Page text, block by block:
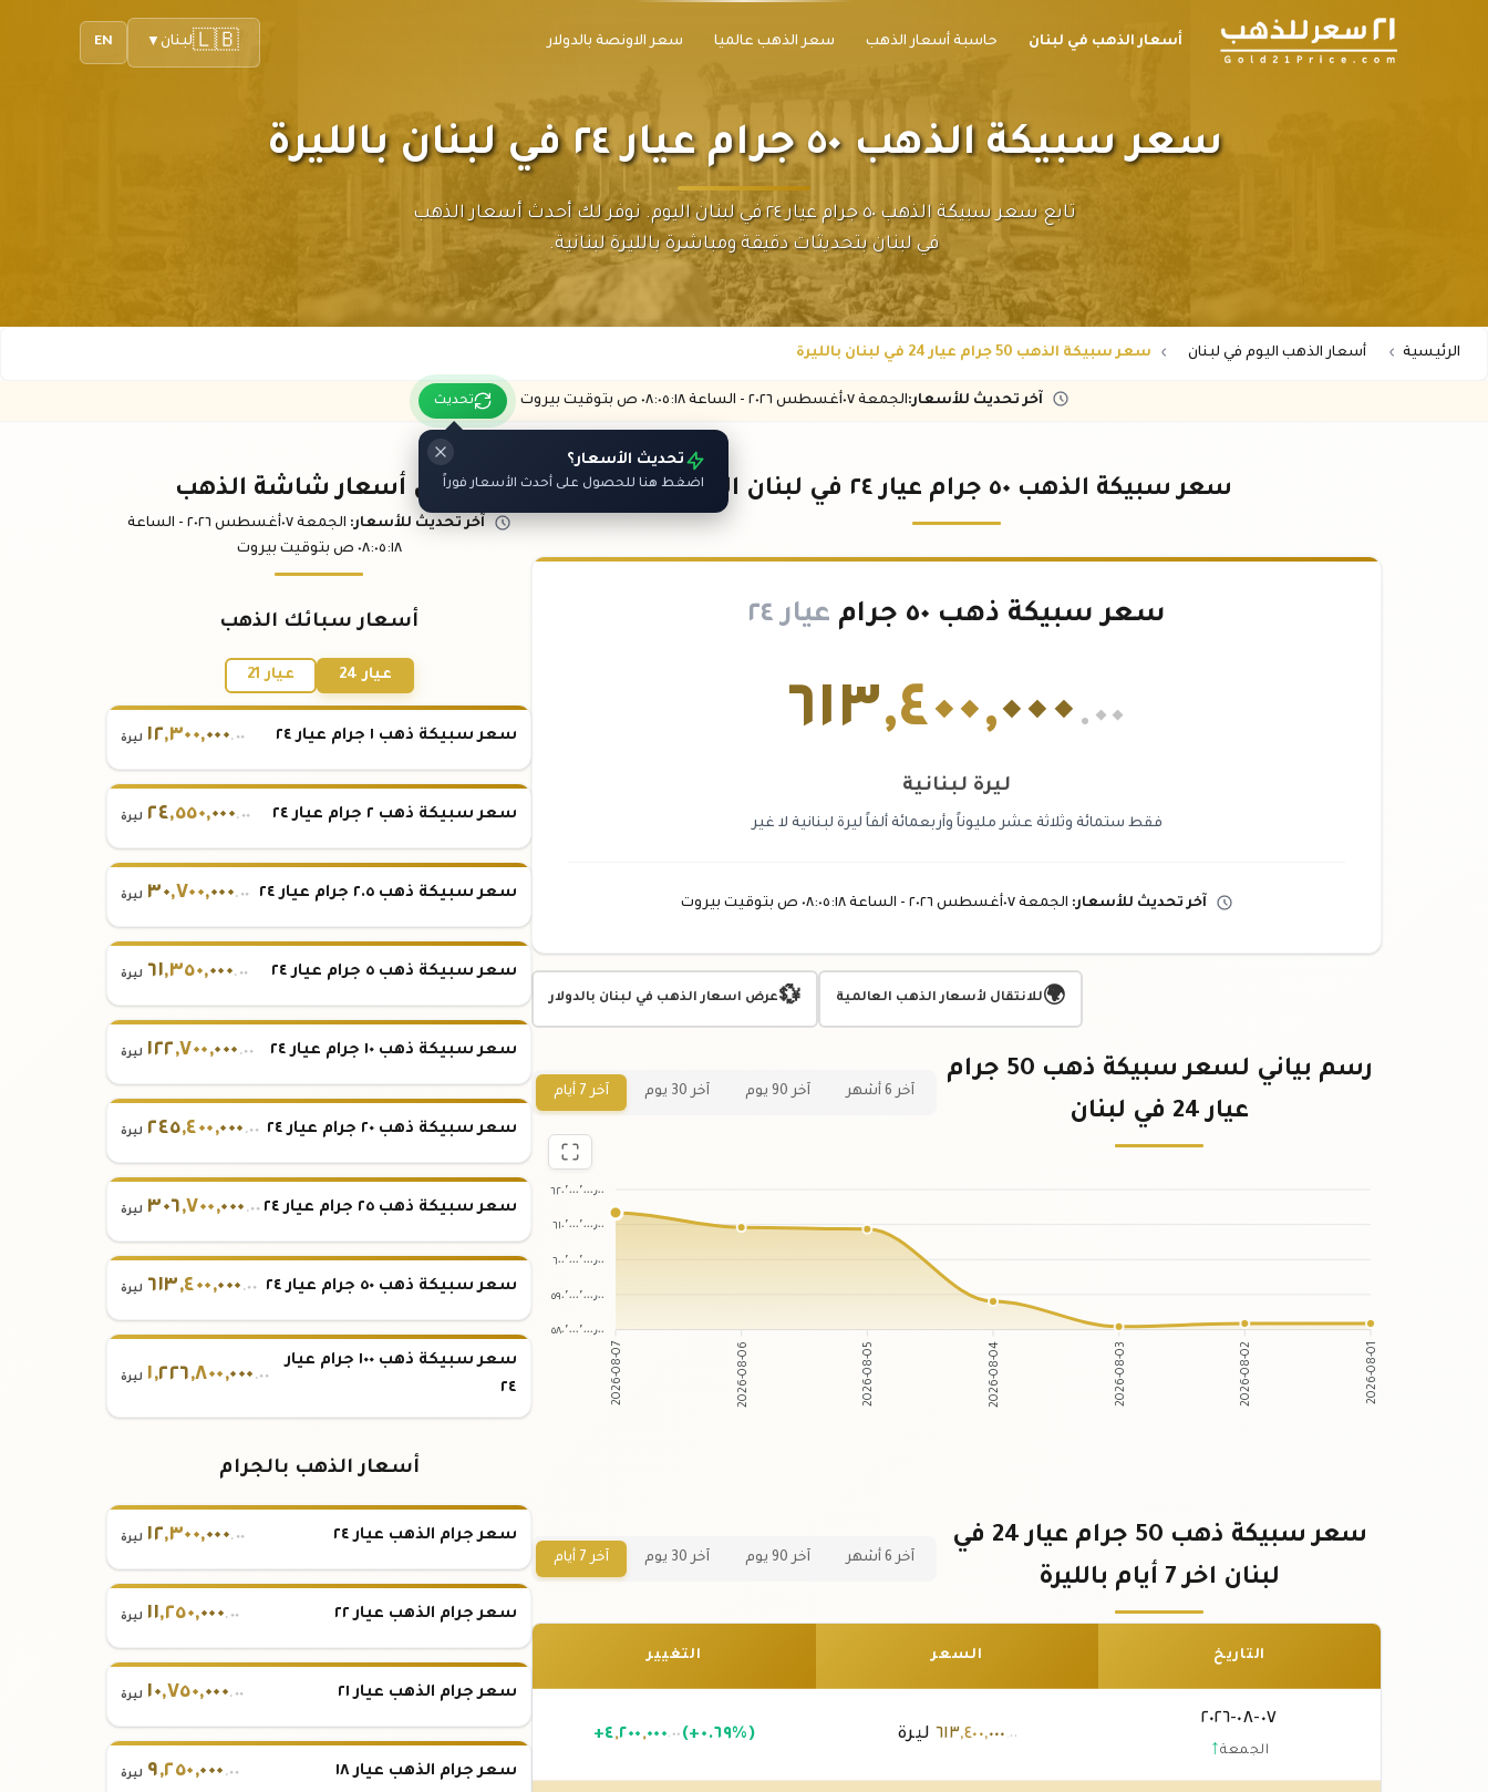
أسعار الذهب في لبنان حاسبة أسعار الذهب سعر الذهب عالميا سعر الاونصة بالدولار EN 🇱🇧لبنان ▼
سعر سبيكة الذهب ٥٠ جرام عيار ٢٤ في لبنان بالليرة
تابع سعر سبيكة الذهب ٥٠ جرام عيار ٢٤ في لبنان اليوم. نوفر لك أحدث أسعار الذهب
في لبنان بتحديثات دقيقة ومباشرة بالليرة لبنانية.
الرئيسية أسعار الذهب اليوم في لبنان سعر سبيكة الذهب 50 جرام عيار 24 في لبنان بالليرة
آخر تحديث للأسعار:الجمعة ٠٧ أغسطس ٢٠٢٦ - الساعة :١٨ ص بتوقيت بيروت تحديث
تحديث الأسعار؟
اضغط هنا للحصول على أحدث الأسعار فوراً سعر سبيكة الذهب ٥٠ جرام عيار ٢٤ في لبنان اليوم
سعر سبيكة ذهب ٥٠ جرام عيار ٢٤
٦١٣,٤٠٠,٠٠٠ .٠٠
ليرة لبنانية
فقط ستمائة وثلاثة عشر مليوناً وأربعمائة ألفاً ليرة لبنانية لا غير
آخر تحديث للأسعار: الجمعة ٠٧ أغسطس ٢٠٢٦ - الساعة ٠٨:٠٥:١٨ ص بتوقيت بيروت
🌍للانتقال لأسعار الذهب العالمية 💱عرض اسعار الذهب في لبنان بالدولار
رسم بياني لسعر سبيكة ذهب 50 جرام
عيار 24 في لبنان
آخر 6 أشهر آخر 90 يوم آخر 30 يوم آخر 7 أيام
٦٢٠٬٠٠٠٬٠٠٠٫٠٠
٦١٠٬٠٠٠٬٠٠٠٫٠٠
٦٠٠٬٠٠٠٬٠٠٠٫٠٠
٥٩٠٬٠٠٠٬٠٠٠٫٠٠
٥٨٠٬٠٠٠٬٠٠٠٫٠٠
2026-08-07 2026-08-06 2026-08-05 2026-08-04 2026-08-03 2026-08-02 2026-08-01
سعر سبيكة ذهب 50 جرام عيار 24 في
لبنان اخر 7 أيام بالليرة
آخر 6 أشهر آخر 90 يوم آخر 30 يوم آخر 7 أيام
التاريخ السعر التغيير
٠٧-٠٨-٢٠٢٦
الجمعة↑
٦١٣,٤٠٠,٠٠٠ .٠٠ ليرة +٤,٢٠٠,٠٠٠ .٠٠ (+٠.٦٩%)
باقي أسعار شاشة الذهب
آخر تحديث للأسعار: الجمعة ٠٧ أغسطس ٢٠٢٦ -
الساعة
٠٨:٠٥:١٨ ص بتوقيت بيروت
أسعار سبائك الذهب
عيار 24 عيار 21
سعر سبيكة ذهب ١ جرام عيار ٢٤ ١٢,٣٠٠,٠٠٠.٠٠ ليرة
سعر سبيكة ذهب ٢ جرام عيار ٢٤ ٢٤,٥٥٠,٠٠٠.٠٠ ليرة
سعر سبيكة ذهب ٢.٥ جرام عيار ٢٤ ٣٠,٧٠٠,٠٠٠.٠٠ ليرة
سعر سبيكة ذهب ٥ جرام عيار ٢٤ ٦١,٣٥٠,٠٠٠.٠٠ ليرة
سعر سبيكة ذهب ١٠ جرام عيار ٢٤ ١٢٢,٧٠٠,٠٠٠ .٠٠ ليرة
سعر سبيكة ذهب ٢٠ جرام عيار ٢٤ ٢٤٥,٤٠٠,٠٠٠ .٠٠ ليرة
سعر سبيكة ذهب ٢٥ جرام عيار ٢٤ ٣٠٦,٧٠٠,٠٠٠ .٠٠ ليرة
سعر سبيكة ذهب ٥٠ جرام عيار ٢٤ ٦١٣,٤٠٠,٠٠٠ .٠٠ ليرة
سعر سبيكة ذهب ١٠٠ جرام عيار
٢٤
١,٢٢٦,٨٠٠,٠٠٠ .٠٠ ليرة
أسعار الذهب بالجرام
سعر جرام الذهب عيار ٢٤ ١٢,٣٠٠,٠٠٠.٠٠ ليرة
سعر جرام الذهب عيار ٢٢ ١١,٢٥٠,٠٠٠.٠٠ ليرة
سعر جرام الذهب عيار ٢١ ١٠,٧٥٠,٠٠٠.٠٠ ليرة
سعر جرام الذهب عيار ١٨ ٩,٢٥٠,٠٠٠ .٠٠ ليرة